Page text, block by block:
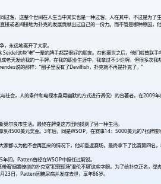
客，这整个世间在人生当中其实也是一种过客。人在其中，不过是为
或者间接地为扑克的发展贡献出过自己的一份力。而不管是哪种原因
永远地离开了大家。
这些“老”一辈的牌手都是很好的朋友。在他离世之后，他们就曾联手
天发给我的一手牌。在我的职业生涯中，我拿过不少烂牌。但很多次
说的那样：“圈子里没有了Devilfish，扑克就不再是扑克了。”
会，人的条件和电视本身用幽默的方式进行调侃）的合著者。在
尔良市生活。最终在牌桌这方田地找到了另一种生活。
4500美元奖金。3年后，同是WSOP，在赛事14：5000美元的7张
以为他不会再回来的情况下，他却重返赛场，最终拿下了比赛第四名
间，Patten曾经在WSOP中担任过解说。
烟雾缭绕的扑克室’‘犯罪现场’‘混伦不堪’这些字眼。为了给扑克正
23日，Patten因糖尿病并发症去世，享年86岁。